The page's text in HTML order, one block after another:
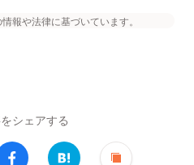
報や法律に基づいています。
シェアする